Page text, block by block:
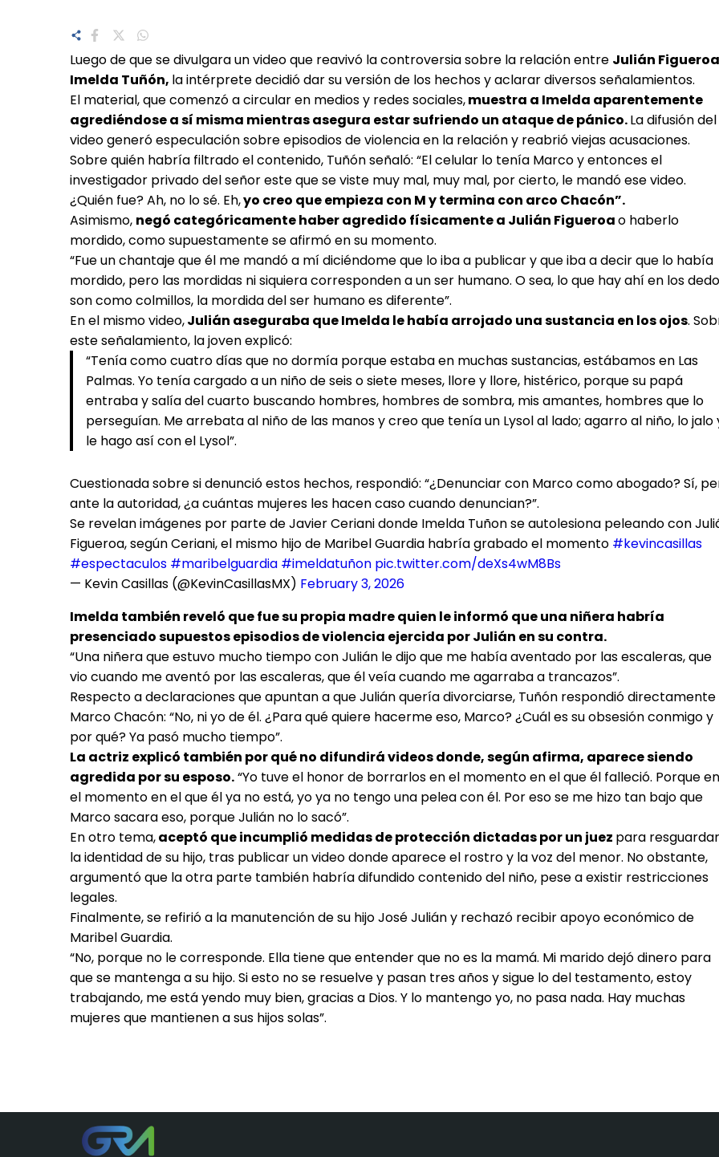
Luego de que se divulgara un video que reavivó la controversia sobre la relación entre Julián
Imelda Tuñón, la intérprete decidió dar su versión de los hechos y aclarar diversos señalamientos.
El material, que comenzó a circular en medios y redes sociales,muestra a Imelda aparentemente
agrediéndose a sí misma mientras asegura estar sufriendo un ataque de pánico.La difusión del
video generó especulación sobre episodios de violencia en la relación y reabrió viejas acusaciones.
Sobre quién habría filtrado el contenido, Tuñón señaló: “El celular lo tenía Marco y entonces el
investigador privado del señor este que se viste muy mal, muy mal, por cierto, le mandó ese video.
¿Quién fue? Ah, no lo sé. Eh,yo creo que empieza con M y termina con arco Chacón”.
Asimismo, negó categóricamente haber agredido físicamente a Julián Figueroao haberlo
mordido, como supuestamente se afirmó en su momento.
“Fue un chantaje que él me mandó a mí diciéndome que lo iba a publicar y que iba a decir que lo había
mordido, pero las mordidas ni siquiera corresponden a un ser humano. O sea, lo que hay ahí en los
son como colmillos, la mordida del ser humano es diferente”.
En el mismo video,Julián aseguraba que Imelda le había arrojado una sustancia en los ojos.
este señalamiento, la joven explicó:
“Tenía como cuatro días que no dormía porque estaba en muchas sustancias, estábamos en Las
Palmas. Yo tenía cargado a un niño de seis o siete meses, llore y llore, histérico, porque su papá
entraba y salía del cuarto buscando hombres, hombres de sombra, mis amantes, hombres que lo
perseguían. Me arrebata al niño de las manos y creo que tenía un Lysol al lado; agarro al niño, lo jalo
le hago así con el Lysol”.
Cuestionada sobre si denunció estos hechos, respondió: “¿Denunciar con Marco como abogado? Sí,
ante la autoridad, ¿a cuántas mujeres les hacen caso cuando denuncian?”.
Se revelan imágenes por parte de Javier Ceriani donde Imelda Tuñon se autolesiona peleando con
Figueroa, según Ceriani, el mismo hijo de Maribel Guardia habría grabado el momento #kevincasillas
#espectaculos #maribelguardia #imeldatuñon pic.twitter.com/deXs4wM8Bs
— Kevin Casillas (@KevinCasillasMX) February 3, 2026
Imelda también reveló que fue su propia madre quien le informó que una niñera habría
presenciado supuestos episodios de violencia ejercida por Julián en su contra.
“Una niñera que estuvo mucho tiempo con Julián le dijo que me había aventado por las escaleras, que
vio cuando me aventó por las escaleras, que él veía cuando me agarraba a trancazos”.
Respecto a declaraciones que apuntan a que Julián quería divorciarse, Tuñón respondió directamente
Marco Chacón: “No, ni yo de él. ¿Para qué quiere hacerme eso, Marco? ¿Cuál es su obsesión conmigo y
por qué? Ya pasó mucho tiempo”.
La actriz explicó también por qué no difundirá videos donde, según afirma, aparece siendo
agredida por su esposo.“Yo tuve el honor de borrarlos en el momento en el que él falleció. Porque en
el momento en el que él ya no está, yo ya no tengo una pelea con él. Por eso se me hizo tan bajo que
Marco sacara eso, porque Julián no lo sacó”.
En otro tema,aceptó que incumplió medidas de protección dictadas por un juez para resguardar
la identidad de su hijo, tras publicar un video donde aparece el rostro y la voz del menor. No obstante,
argumentó que la otra parte también habría difundido contenido del niño, pese a existir restricciones
legales.
Finalmente, se refirió a la manutención de su hijo José Julián y rechazó recibir apoyo económico de
Maribel Guardia.
“No, porque no le corresponde. Ella tiene que entender que no es la mamá. Mi marido dejó dinero para
que se mantenga a su hijo. Si esto no se resuelve y pasan tres años y sigue lo del testamento, estoy
trabajando, me está yendo muy bien, gracias a Dios. Y lo mantengo yo, no pasa nada. Hay muchas
mujeres que mantienen a sus hijos solas”.